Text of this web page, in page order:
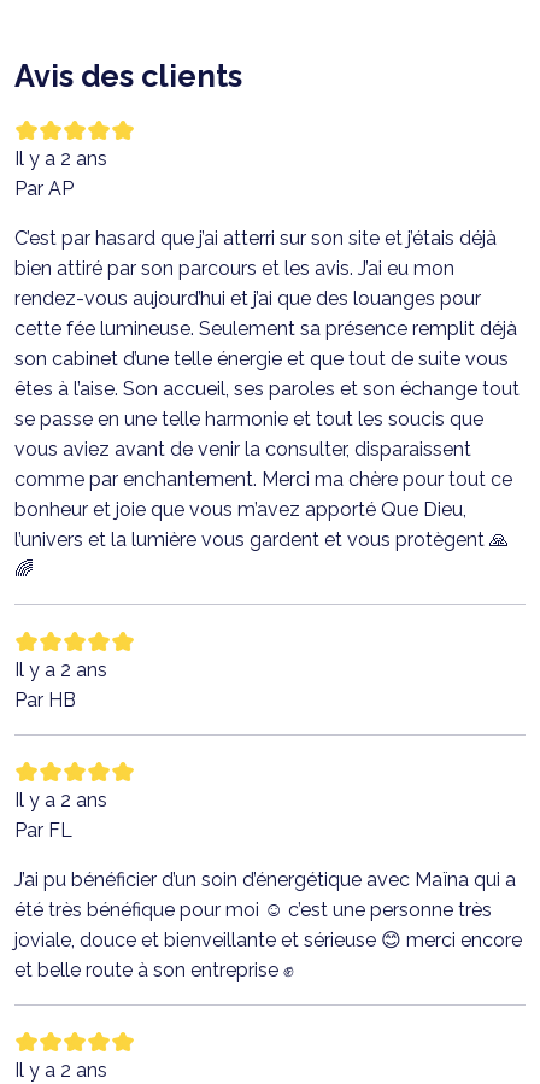
Avis des clients
Il y a 2 ans
Par AP
C’est par hasard que j’ai atterri sur son site et j’étais déjà
bien attiré par son parcours et les avis. J’ai eu mon
rendez-vous aujourd’hui et j’ai que des louanges pour
cette fée lumineuse. Seulement sa présence remplit déjà
son cabinet d’une telle énergie et que tout de suite vous
êtes à l’aise. Son accueil, ses paroles et son échange tout
se passe en une telle harmonie et tout les soucis que
vous aviez avant de venir la consulter, disparaissent
comme par enchantement. Merci ma chère pour tout ce
bonheur et joie que vous m’avez apporté Que Dieu,
l’univers et la lumière vous gardent et vous protègent 🙏
🌈
Il y a 2 ans
Par HB
Il y a 2 ans
Par FL
J’ai pu bénéficier d’un soin d’énergétique avec Maïna qui a
été très bénéfique pour moi ☺️ c’est une personne très
joviale, douce et bienveillante et sérieuse 😊 merci encore
et belle route à son entreprise ✊
Il y a 2 ans